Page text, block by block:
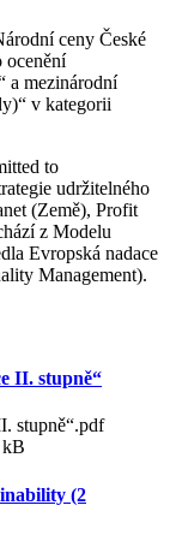
ceny České
ocenění
a mezinárodní
v kategorii
to
udržitelného
(Země), Profit
z Modelu
Evropská nadace
Management).
II. stupně“
stupně“.pdf
kB
(2